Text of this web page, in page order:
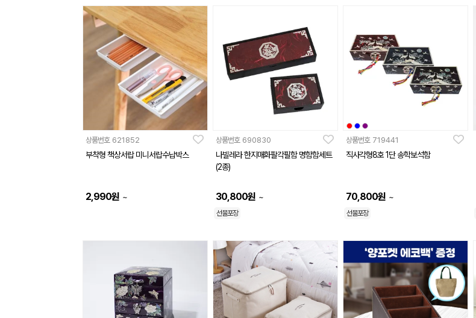
상품번호 621852
부착형 책상서랍 미니서랍수납박스
2,990원 ~
상품번호 690830
나빌레라 한지매화팔각필함 명함함세트
(2종)
30,800원 ~
선물포장
상품번호 719441
직사각형8호 1단 송학보석함
70,800원 ~
선물포장